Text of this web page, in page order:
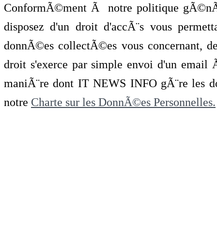
ConformÃ©ment Ã notre politique
disposez d'un droit d'accÃ¨s vous
donnÃ©es collectÃ©es vous concernant,
droit s'exerce par simple envoi d'un
maniÃ¨re dont IT NEWS INFO gÃ¨re les
notre Charte sur les DonnÃ©es Personnelles.